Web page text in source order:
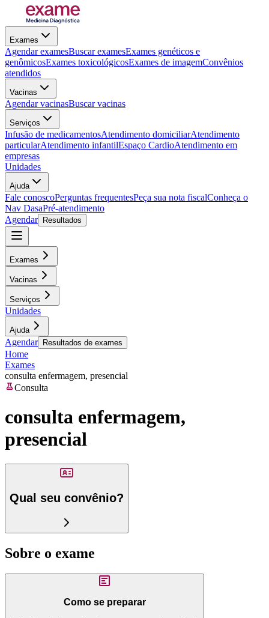
Exames
Agendar examesBuscar examesExames genéticos e
genômicosExames toxicológicosExames de imagemConvênios
atendidos
Vacinas
Agendar vacinasBuscar vacinas
Serviços
Infusão de medicamentosAtendimento domiciliarAtendimento
particularAtendimento infantilEspaço CardioAtendimento em
empresas
Unidades
Ajuda
Fale conoscoPerguntas frequentesPeça sua nota fiscalConheça o
Nav DasaPré-atendimento
Agendar
Resultados
Exames
Vacinas
Serviços
Unidades
Ajuda
Agendar Resultados de exames
Home
Exames
consulta enfermagem, presencial
Consulta
consulta enfermagem,
presencial
Qual seu convênio?
Sobre o exame
Como se preparar